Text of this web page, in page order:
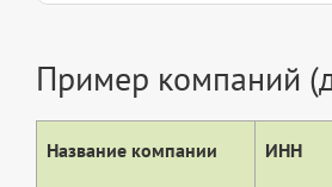
Пример компаний
Название компании ИНН